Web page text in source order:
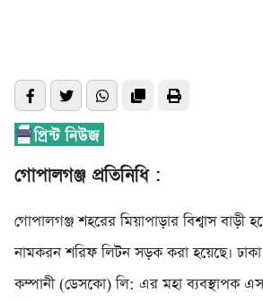
গোপালগঞ্জ প্রতিনিধি :
গোপালগঞ্জ শহরের মিয়াপাড়ার বিশ্বাস বাড়ী
নামকরন শরিফ লিটন সড়ক করা হয়েছে। ঢাকা
কম্পানী (ডেসকো) লি: এর মহা ব্যবস্থাপক